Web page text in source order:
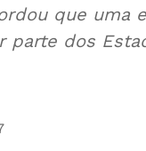
que uma
parte dos